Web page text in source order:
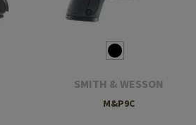
SMITH & WESSON
M&P9C